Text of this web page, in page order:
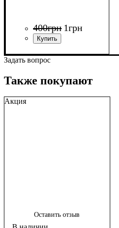
400грн 1грн
Задать вопрос
Также покупают
Акция
Оставить отзыв